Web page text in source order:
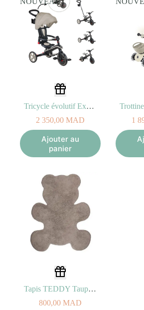
Tricycle évolutif Explorer Taupe Trike 4-en-1
2 350,00 MAD
Ajouter au
panier
1
Tapis TEDDY Taupe 80x100cm
800,00 MAD